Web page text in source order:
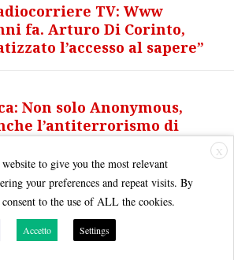
TV: Www
fa. Arturo Di Corinto,
l’accesso al sapere”
Non solo Anonymous,
l’antiterrorismo di
X
to give you the most relevant
your preferences and repeat visits. By
to the use of ALL the cookies.
Accetto Settings